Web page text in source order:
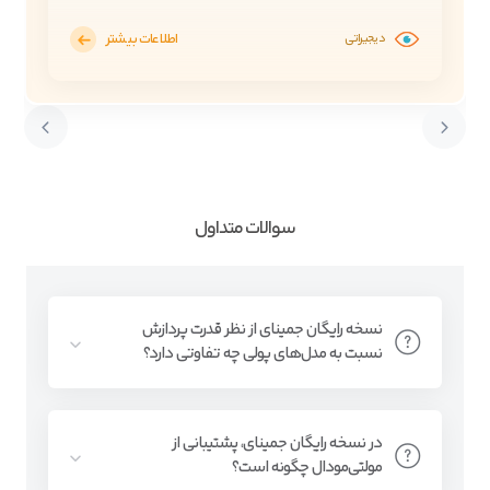
دیجیراتی اطلاعات بیشتر
سوالات متداول
نسخه رایگان جمینای از نظر قدرت پردازش
نسبت به مدل‌های پولی چه تفاوتی دارد؟
در نسخه رایگان جمینای، پشتیبانی از
مولتی‌مودال چگونه است؟